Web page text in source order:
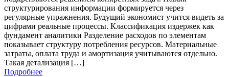
структурирования информации формируется через
регулярные упражнения. Будущий экономист учится видеть за
цифрами реальные процессы. Классификация издержек как
фундамент аналитики Разделение расходов по элементам
показывает структуру потребления ресурсов. Материальные
затраты, оплата труда и амортизация учитываются отдельно.
Такая детализация […]
Подробнее